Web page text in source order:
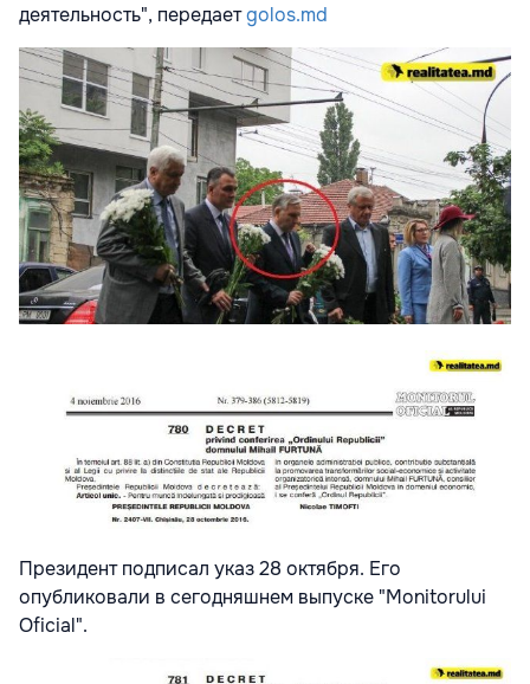
деятельность", передаетgolos.md
Президент подписал указ 28 октября. Его
опубликовали в сегодняшнем выпуске "Monitorului
Oficial".